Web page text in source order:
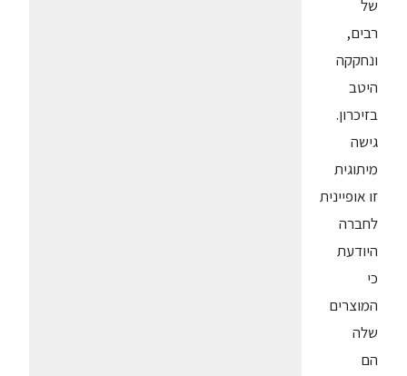
של
רבים,
ונחקקה
היטב
בזיכרון.
גישה
מיתוגית
זו אופיינית
לחברה
היודעת
כי
המוצרים
שלה
הם